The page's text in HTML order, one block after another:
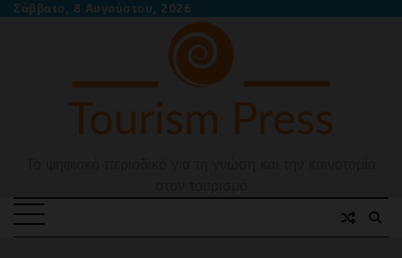
SkipΣάββατο, 8 Αυγούστου, 2026